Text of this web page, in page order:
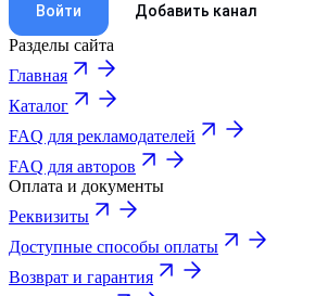
Войти Добавить канал
Разделы сайта
Главная
Каталог
FAQ для рекламодателей
FAQ для авторов
Оплата и документы
Реквизиты
Доступные способы оплаты
Возврат и гарантия